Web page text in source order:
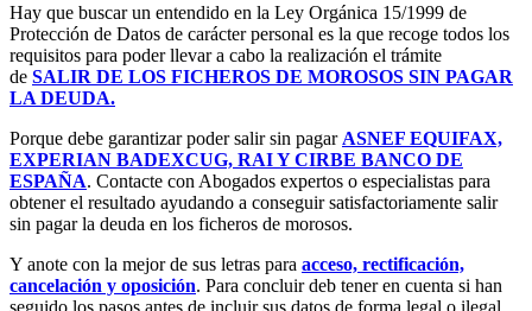
Hay que buscar un entendido en la Ley Orgánica 15/1999 de
Protección de Datos de carácter personal es la que recoge todos los
requisitos para poder llevar a cabo la realización el trámite
de SALIR DE LOS FICHEROS DE MOROSOS SIN PAGAR
LA DEUDA.
Porque debe garantizar poder salir sin pagar ASNEF EQUIFAX,
EXPERIAN BADEXCUG, RAI Y CIRBE BANCO DE
ESPAÑA. Contacte con Abogados expertos o especialistas para
obtener el resultado ayudando a conseguir satisfactoriamente salir
sin pagar la deuda en los ficheros de morosos.
Y anote con la mejor de sus letras para acceso, rectificación,
cancelación y oposición. Para concluir deb tener en cuenta si han
seguido los pasos antes de incluir sus datos de forma legal o ilegal